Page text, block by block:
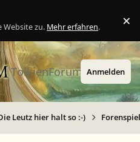
Website zu. Mehr erfahren. ×
TolkienForum Anmelden
Leutz hier halt so :-)